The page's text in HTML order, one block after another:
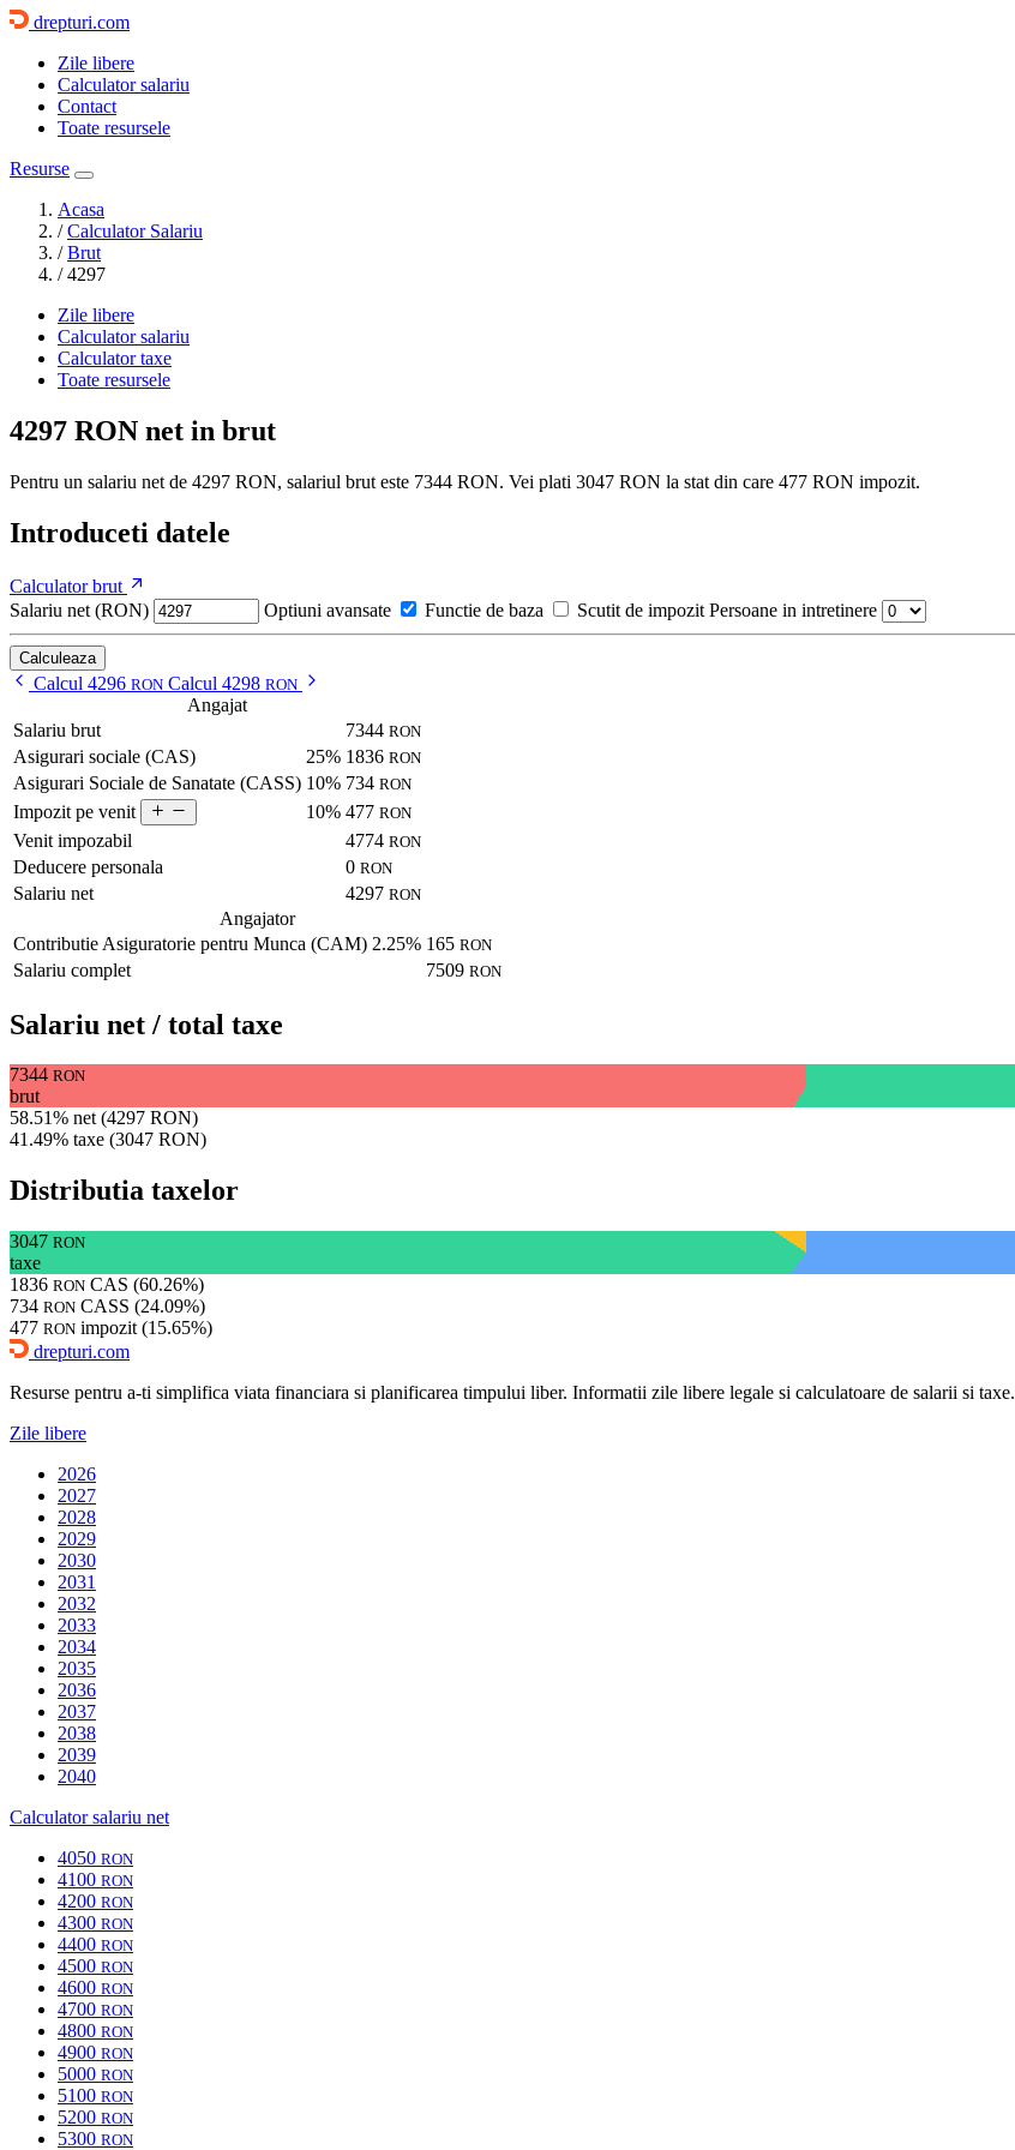
drepturi.com
Zile libere
Calculator salariu
Contact
Toate resursele
Resurse
Acasa
/ Calculator Salariu
/ Brut
/ 4297
Zile libere
Calculator salariu
Calculator taxe
Toate resursele
4297 RON net in brut
Pentru un salariu net de 4297 RON, salariul brut este 7344 RON. Vei plati 3047 RON la stat din care 477 RON impozit.
Introduceti datele
Calculator brut
Salariu net (RON)
Optiuni avansate Functie de baza Scutit de impozit Persoane in intretinere
Calculeaza
Calcul 4296 RON Calcul 4298 RON
Angajat
Salariu brut
7344 RON
Asigurari sociale (CAS) 25% 1836 RON
Asigurari Sociale de Sanatate (CASS) 10% 734 RON
Impozit pe venit 10% 477 RON
Venit impozabil 4774 RON
Deducere personala 0 RON
Salariu net 4297 RON
Angajator
Contributie Asiguratorie pentru Munca (CAM) 2.25% 165 RON
Salariu complet 7509 RON
Salariu net / total taxe
7344 RON
brut
58.51% net (4297 RON)
41.49% taxe (3047 RON)
Distributia taxelor
3047 RON
taxe
1836 RON CAS (60.26%)
734 RON CASS (24.09%)
477 RON impozit (15.65%)
drepturi.com
Resurse pentru a-ti simplifica viata financiara si planificarea timpului liber. Informatii zile libere legale si calculatoare de salarii si taxe.
Zile libere
2026
2027
2028
2029
2030
2031
2032
2033
2034
2035
2036
2037
2038
2039
2040
Calculator salariu net
4050 RON
4100 RON
4200 RON
4300 RON
4400 RON
4500 RON
4600 RON
4700 RON
4800 RON
4900 RON
5000 RON
5100 RON
5200 RON
5300 RON